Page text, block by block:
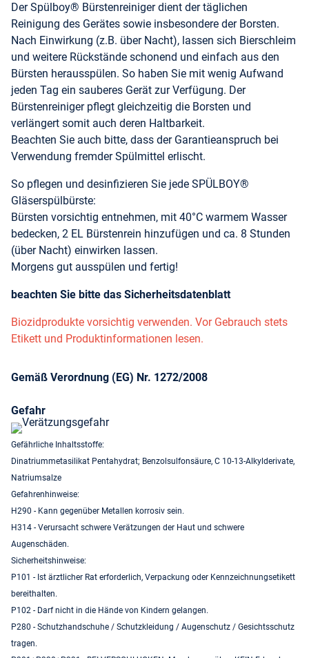
Der Spülboy® Bürstenreiniger dient der täglichen
Reinigung des Gerätes sowie insbesondere der Borsten.
Nach Einwirkung (z.B. über Nacht), lassen sich Bierschleim
und weitere Rückstände schonend und einfach aus den
Bürsten herausspülen. So haben Sie mit wenig Aufwand
jeden Tag ein sauberes Gerät zur Verfügung. Der
Bürstenreiniger pflegt gleichzeitig die Borsten und
verlängert somit auch deren Haltbarkeit.
Beachten Sie auch bitte, dass der Garantieanspruch bei
Verwendung fremder Spülmittel erlischt.
So pflegen und desinfizieren Sie jede SPÜLBOY®
Gläserspülbürste:
Bürsten vorsichtig entnehmen, mit 40°C warmem Wasser
bedecken, 2 EL Bürstenrein hinzufügen und ca. 8 Stunden
(über Nacht) einwirken lassen.
Morgens gut ausspülen und fertig!
beachten Sie bitte das Sicherheitsdatenblatt
Biozidprodukte vorsichtig verwenden. Vor Gebrauch stets
Etikett und Produktinformationen lesen.
Gemäß Verordnung (EG) Nr. 1272/2008
Gefahr
Gefährliche Inhaltsstoffe:
Dinatriummetasilikat Pentahydrat; Benzolsulfonsäure, C 10-13-Alkylderivate,
Natriumsalze
Gefahrenhinweise:
H290 - Kann gegenüber Metallen korrosiv sein.
H314 - Verursacht schwere Verätzungen der Haut und schwere
Augenschäden.
Sicherheitshinweise:
P101 - Ist ärztlicher Rat erforderlich, Verpackung oder Kennzeichnungsetikett
bereithalten.
P102 - Darf nicht in die Hände von Kindern gelangen.
P280 - Schutzhandschuhe / Schutzkleidung / Augenschutz / Gesichtsschutz
tragen.